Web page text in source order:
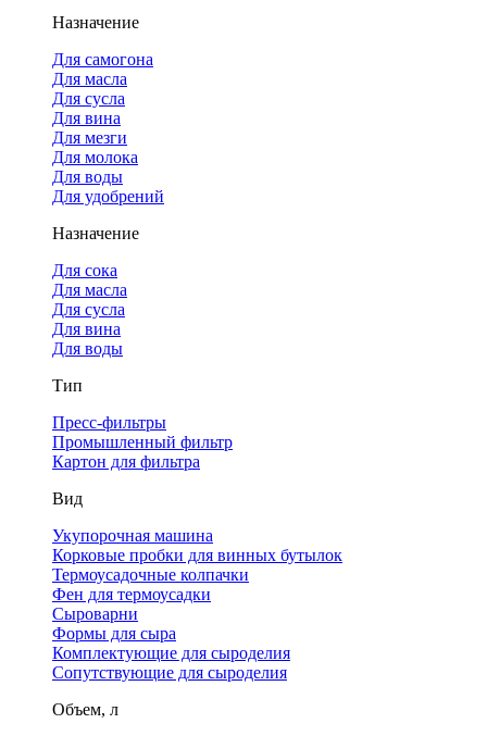
Назначение
Для самогона
Для масла
Для сусла
Для вина
Для мезги
Для молока
Для воды
Для удобрений
Назначение
Для сока
Для масла
Для сусла
Для вина
Для воды
Тип
Пресс-фильтры
Промышленный фильтр
Картон для фильтра
Вид
Укупорочная машина
Корковые пробки для винных бутылок
Термоусадочные колпачки
Фен для термоусадки
Сыроварни
Формы для сыра
Комплектующие для сыроделия
Сопутствующие для сыроделия
Объем, л